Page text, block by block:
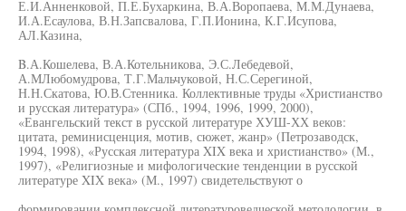
Е.И.Анненковой, П.Е.Бухаркина, В.А.Воропаева, М.М.Дунаева,
И.А.Есаулова, В.Н.Запсвалова, Г.П.Ионина, К.Г.Исупова,
АЛ.Казина,
B.А.Кошелева, В.А.Котельникова, Э.С.Лебедевой,
А.МЛюбомудрова, Т.Г.Мальчуковой, Н.С.Серегиной,
Н.Н.Скатова, Ю.В.Стенника. Коллективные труды «Христианство
и русская литература» (СПб., 1994, 1996, 1999, 2000),
«Евангельский текст в русской литературе ХУШ-ХХ веков:
цитата, реминисценция, мотив, сюжет, жанр» (Петрозаводск,
1994, 1998), «Русская литература XIX века и христианство» (М.,
1997), «Религиозные и мифологические тенденции в русской
литературе XIX века» (М., 1997) свидетельствуют о